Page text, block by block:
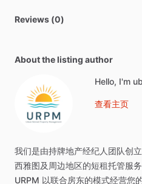
Reviews (0)
About the listing author
Hello, I'm
查看主页
我们是由持牌地产经纪人团队创
西雅图及周边地区的短租托管服
URPM 以联合房东的模式经营您